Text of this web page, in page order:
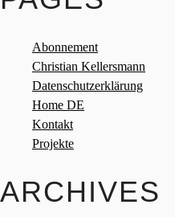
Abonnement
Christian Kellersmann
Datenschutzerklärung
Home DE
Kontakt
Projekte
ARCHIVES